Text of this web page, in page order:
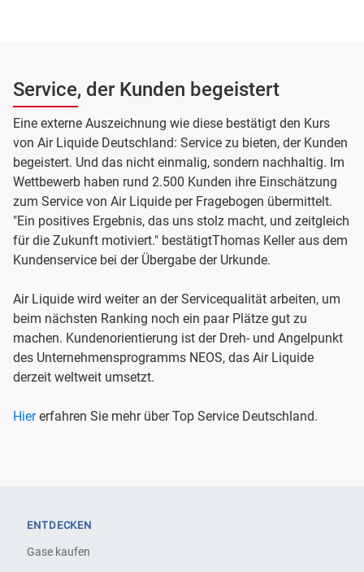
Service, der Kunden begeistert
Eine externe Auszeichnung wie diese bestätigt den Kurs
von Air Liquide Deutschland: Service zu bieten, der Kunden
begeistert. Und das nicht einmalig, sondern nachhaltig. Im
Wettbewerb haben rund 2.500 Kunden ihre Einschätzung
zum Service von Air Liquide per Fragebogen übermittelt.
"Ein positives Ergebnis, das uns stolz macht, und zeitgleich
für die Zukunft motiviert." bestätigtThomas Keller aus dem
Kundenservice bei der Übergabe der Urkunde.
Air Liquide wird weiter an der Servicequalität arbeiten, um
beim nächsten Ranking noch ein paar Plätze gut zu
machen. Kundenorientierung ist der Dreh- und Angelpunkt
des Unternehmensprogramms NEOS, das Air Liquide
derzeit weltweit umsetzt.
Hiererfahren Sie mehr über Top Service Deutschland.
ENTDECKEN
Gase kaufen